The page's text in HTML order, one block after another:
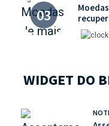
ilegal
WIDGET DO